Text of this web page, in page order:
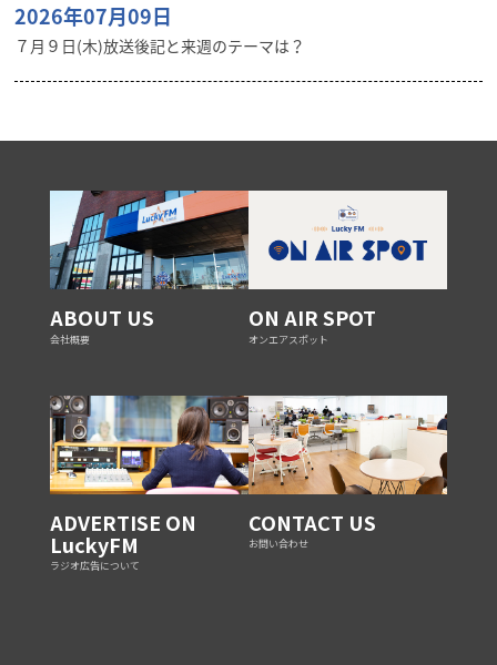
2026年07月09日
７月９日(木)放送後記と来週のテーマは？
ABOUT US
会社概要
ON AIR SPOT
オンエアスポット
ADVERTISE ON
LuckyFM
ラジオ広告について
CONTACT US
お問い合わせ